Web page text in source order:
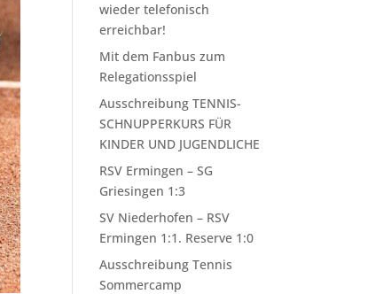
wieder telefonisch
erreichbar!
Mit dem Fanbus zum
Relegationsspiel
Ausschreibung TENNIS-
SCHNUPPERKURS FÜR
KINDER UND JUGENDLICHE
RSV Ermingen – SG
Griesingen 1:3
SV Niederhofen – RSV
Ermingen 1:1. Reserve 1:0
Ausschreibung Tennis
Sommercamp